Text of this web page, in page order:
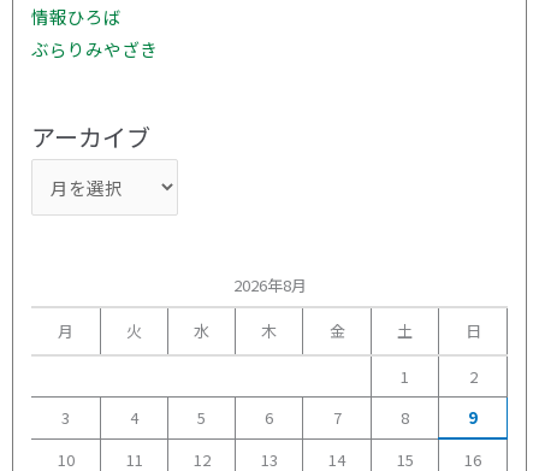
情報ひろば
ぶらりみやざき
アーカイブ
2026年8月
月
火 水 木 金 土
日
1
2
3
4 5 6 7 8
9
10
11 12 13 14 15 16